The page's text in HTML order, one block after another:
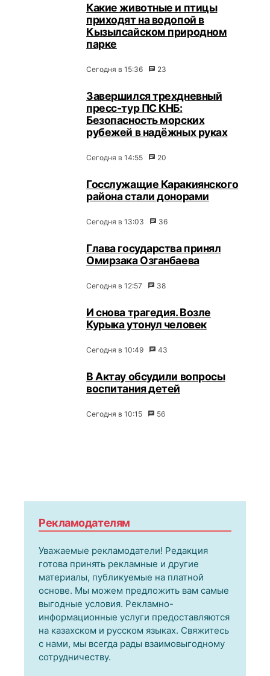
Какие животные и птицы
приходят на водопой в
Кызылсайском природном
парке
Сегодня в 15:36 23
Завершился трехдневный
пресс-тур ПС КНБ:
Безопасность морских
рубежей в надёжных руках
Сегодня в 14:55 20
Госслужащие Каракиянского
района стали донорами
Сегодня в 13:03 36
Глава государства принял
Омирзака Озганбаева
Сегодня в 12:57 38
И снова трагедия. Возле
Курыка утонул человек
Сегодня в 10:49 43
В Актау обсудили вопросы
воспитания детей
Сегодня в 10:15 56
Рекламодателям
Уважаемые рекламодатели! Редакция
готова принять рекламные и другие
материалы, публикуемые на платной
основе. Мы можем предложить вам самые
выгодные условия. Рекламно-
информационные услуги предоставляются
на казахском и русском языках. Свяжитесь
с нами, мы всегда рады взаимовыгодному
сотрудничеству.